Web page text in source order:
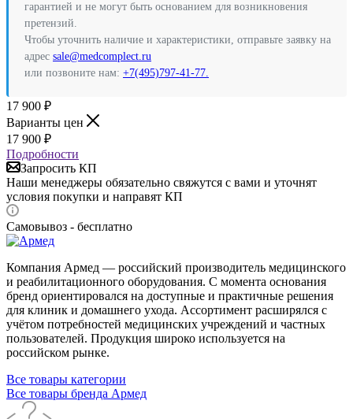
гарантией и не могут быть основанием для возникновения
претензий.
Чтобы уточнить наличие и характеристики, отправьте заявку на
адрес sale@medcomplect.ru
или позвоните нам: +7(495)797-41-77.
17 900 ₽
Варианты цен
17 900 ₽
Подробности
Запросить КП
Наши менеджеры обязательно свяжутся с вами и уточнят
условия покупки и направят КП
Самовывоз - бесплатно
Компания Армед — российский производитель медицинского
и реабилитационного оборудования. С момента основания
бренд ориентировался на доступные и практичные решения
для клиник и домашнего ухода. Ассортимент расширялся с
учётом потребностей медицинских учреждений и частных
пользователей. Продукция широко используется на
российском рынке.
Все товары категории
Все товары бренда Армед